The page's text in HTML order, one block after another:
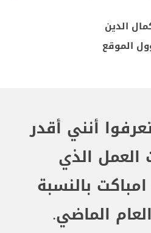
الدين
الموقع
أنني أقدر
العمل الذي
امباكت بالنسبة
الماضي.